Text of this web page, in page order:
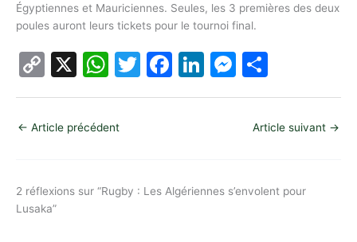
Égyptiennes et Mauriciennes. Seules, les 3 premières des deux
poules auront leurs tickets pour le tournoi final.
C
o
p
y
n
k
X
W
h
at
s
p
T
w
F
a
o
Li
n
n
M
e
n
ar
ta
g
← Article précédent Article suivant →
2 réflexions sur “Rugby : Les Algériennes s’envolent pour
Lusaka”